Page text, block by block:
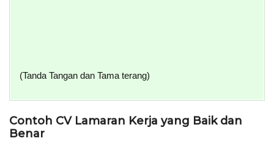
(Tanda Tangan dan Tama terang)
Contoh CV Lamaran Kerja yang Baik dan
Benar